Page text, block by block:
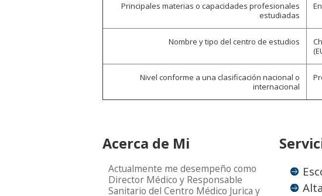
Principales materias o capacidades profesionales
estudiadas
Nombre y tipo del centro de estudios
Nivel conforme a una clasificación nacional o
internacional
Acerca de Mi
Actualmente me desempeño como
Director Médico y Responsable
Sanitario del Centro Médico Jurica y